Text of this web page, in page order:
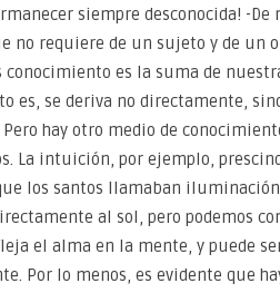
siempre desconocida! -
no requiere de un sujeto y de un
es la suma de
es, se deriva no directamente,
hay otro medio de
La intuición, por ejemplo,
los santos llamaban
al sol, pero podemos
el alma en la mente, y puede
Por lo menos, es evidente que